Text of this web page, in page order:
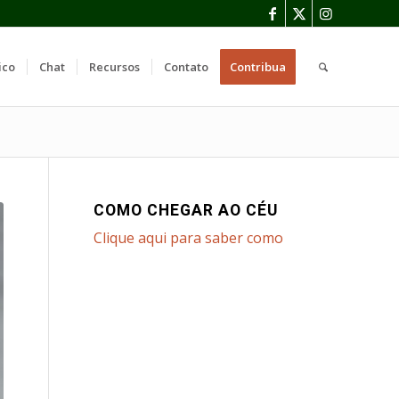
Chat Recursos Contato Contribua
COMO CHEGAR AO CÉU
Clique aqui para saber como